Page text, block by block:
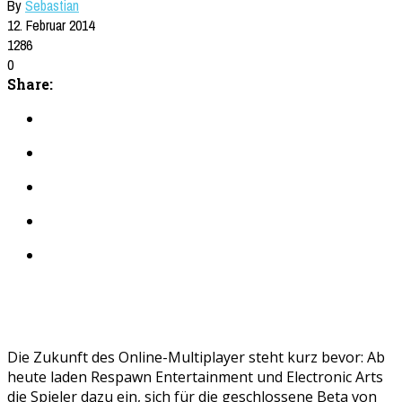
BySebastian
12. Februar 2014
1286
0
Share:
Die Zukunft des Online-Multiplayer steht kurz bevor: Ab
heute laden Respawn Entertainment und Electronic Arts
die Spieler dazu ein, sich für die geschlossene Beta von